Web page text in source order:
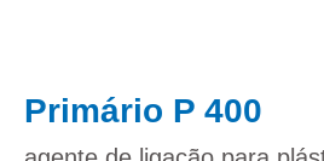
Primário P 400